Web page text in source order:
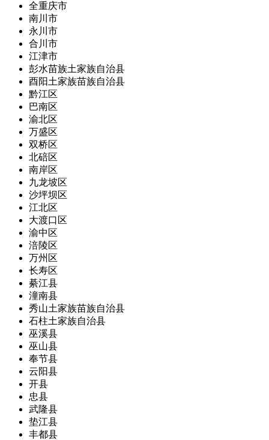
全重庆市
南川市
永川市
合川市
江津市
彭水苗族土家族自治县
酉阳土家族苗族自治县
黔江区
巴南区
渝北区
万盛区
双桥区
北碚区
南岸区
九龙坡区
沙坪坝区
江北区
大渡口区
渝中区
涪陵区
万州区
长寿区
綦江县
潼南县
秀山土家族苗族自治县
石柱土家族自治县
巫溪县
巫山县
奉节县
云阳县
开县
忠县
武隆县
垫江县
丰都县